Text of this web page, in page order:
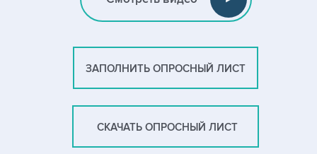
ЗАПОЛНИТЬ ОПРОСНЫЙ ЛИСТ
СКАЧАТЬ ОПРОСНЫЙ ЛИСТ